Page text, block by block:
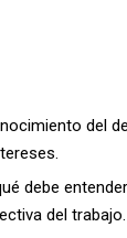
del
debe
del trabajo.